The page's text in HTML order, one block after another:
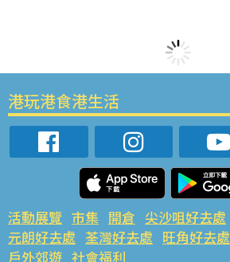
港玩港食港生活
活動展覽 市集 開倉 尖沙咀好去處
元朗好去處 荃灣好去處 旺角好去處
戶外郊遊 社會福利